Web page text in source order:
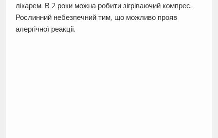
лікарем. В 2 роки можна робити зігріваючий компрес.
Рослинний небезпечний тим, що можливо прояв
алергічної реакції.